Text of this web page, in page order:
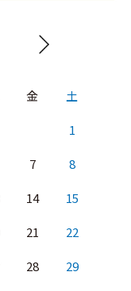
金 土
1
7 8
14 15
21 22
28 29